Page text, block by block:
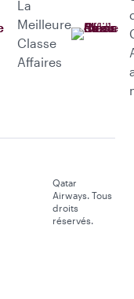
La
Meilleure
Classe
Affaires
Qatar
Airways. Tous
droits
réservés.